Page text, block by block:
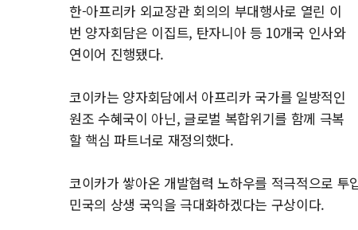
한-아프리카 외교장관 회의의 부대행사로 열린 이
번 양자회담은 이집트, 탄자니아 등 10개국 인사와
연이어 진행됐다.
코이카는 양자회담에서 아프리카 국가를 일방적인
원조 수혜국이 아닌, 글로벌 복합위기를 함께 극복
할 핵심 파트너로 재정의했다.
코이카가 쌓아온 개발협력 노하우를 적극적으로
민국의 상생 국익을 극대화하겠다는 구상이다.